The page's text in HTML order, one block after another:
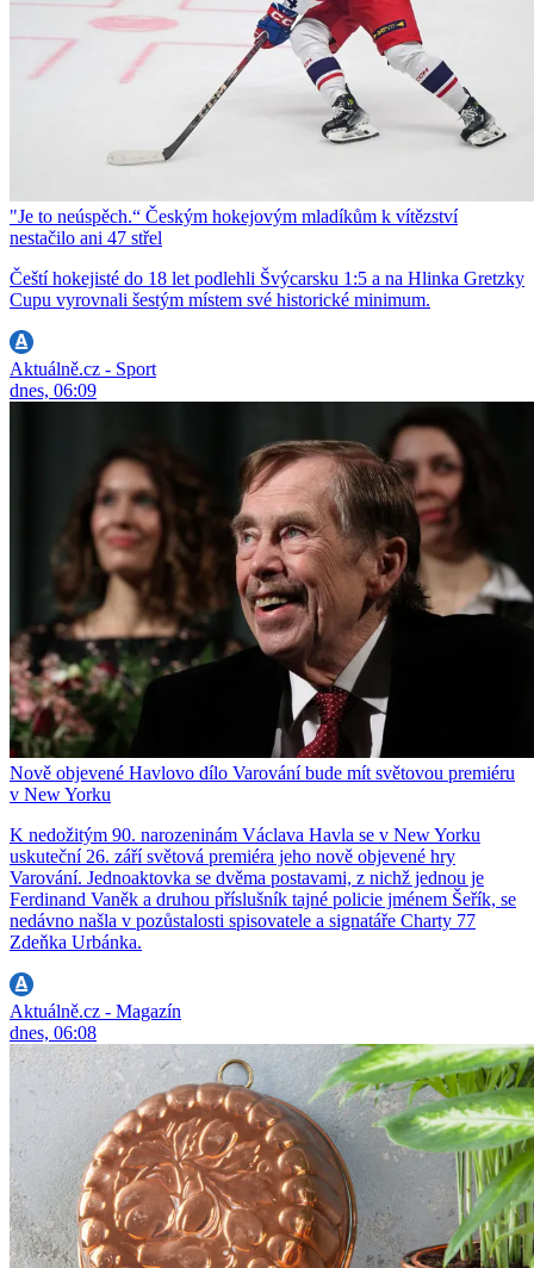
"Je to neúspěch.“ Českým hokejovým mladíkům k vítězství
nestačilo ani 47 střel
Čeští hokejisté do 18 let podlehli Švýcarsku 1:5 a na Hlinka Gretzky
Cupu vyrovnali šestým místem své historické minimum.
Aktuálně.cz - Sport
dnes, 06:09
Nově objevené Havlovo dílo Varování bude mít světovou premiéru
v New Yorku
K nedožitým 90. narozeninám Václava Havla se v New Yorku
uskuteční 26. září světová premiéra jeho nově objevené hry
Varování. Jednoaktovka se dvěma postavami, z nichž jednou je
Ferdinand Vaněk a druhou příslušník tajné policie jménem Šeřík, se
nedávno našla v pozůstalosti spisovatele a signatáře Charty 77
Zdeňka Urbánka.
Aktuálně.cz - Magazín
dnes, 06:08